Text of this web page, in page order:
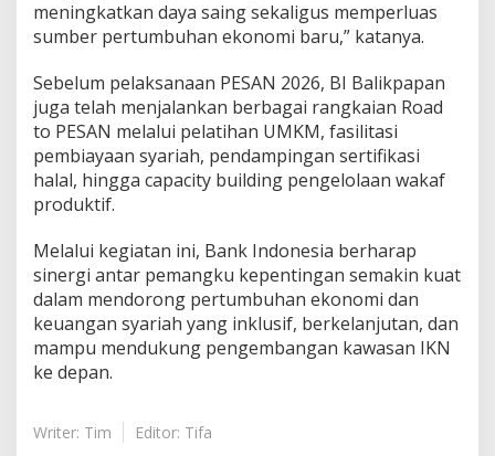
meningkatkan daya saing sekaligus memperluas
sumber pertumbuhan ekonomi baru,” katanya.
Sebelum pelaksanaan PESAN 2026, BI Balikpapan
juga telah menjalankan berbagai rangkaian Road
to PESAN melalui pelatihan UMKM, fasilitasi
pembiayaan syariah, pendampingan sertifikasi
halal, hingga capacity building pengelolaan wakaf
produktif.
Melalui kegiatan ini, Bank Indonesia berharap
sinergi antar pemangku kepentingan semakin kuat
dalam mendorong pertumbuhan ekonomi dan
keuangan syariah yang inklusif, berkelanjutan, dan
mampu mendukung pengembangan kawasan IKN
ke depan.
Writer: Tim Editor: Tifa